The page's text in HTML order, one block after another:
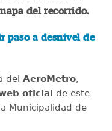
del recorrido.
paso a desnivel de
del AeroMetro,
oficial de este
Municipalidad de